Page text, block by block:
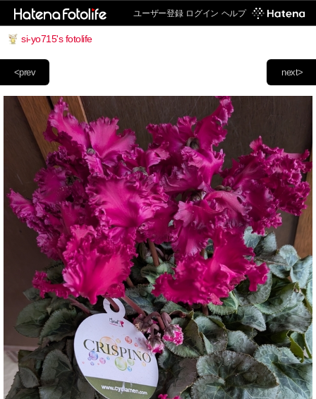
ユーザー登録 ログイン ヘルプ
si-yo715's fotolife
next>
<prev